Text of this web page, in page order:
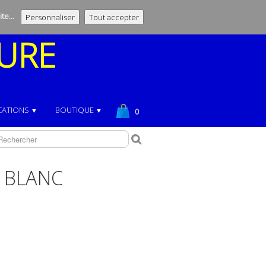
Personnaliser Tout accepter
▼ BOUTIQUE ▼ 0